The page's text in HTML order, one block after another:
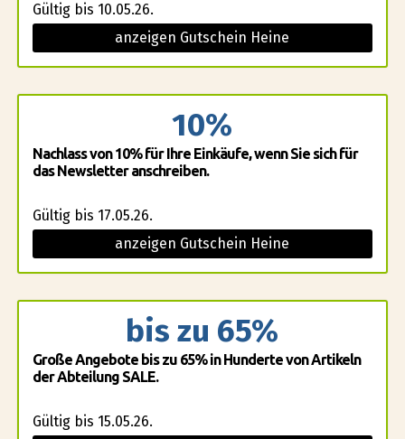
Gültig bis 10.05.26.
anzeigen Gutschein Heine
10%
Nachlass von 10% für Ihre Einkäufe, wenn Sie sich für
das Newsletter anschreiben.
Gültig bis 17.05.26.
anzeigen Gutschein Heine
bis zu 65%
Große Angebote bis zu 65% in Hunderte von Artikeln
der Abteilung SALE.
Gültig bis 15.05.26.